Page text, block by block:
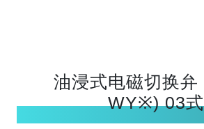
油浸式电磁切换
WY※) 03式